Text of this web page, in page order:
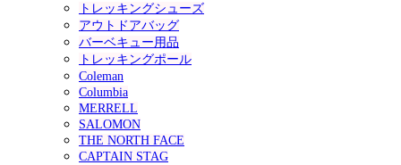
トレッキングシューズ
アウトドアバッグ
バーベキュー用品
トレッキングポール
Coleman
Columbia
MERRELL
SALOMON
THE NORTH FACE
CAPTAIN STAG